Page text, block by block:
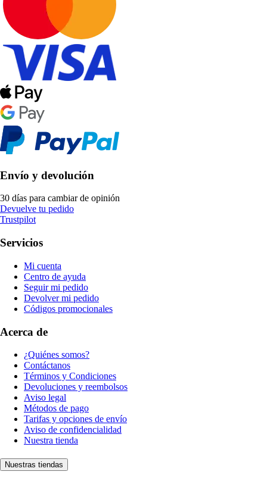
Envío y devolución
30 días para cambiar de opinión
Devuelve tu pedido
Trustpilot
Servicios
Mi cuenta
Centro de ayuda
Seguir mi pedido
Devolver mi pedido
Códigos promocionales
Acerca de
¿Quiénes somos?
Contáctanos
Términos y Condiciones
Devoluciones y reembolsos
Aviso legal
Métodos de pago
Tarifas y opciones de envío
Aviso de confidencialidad
Nuestra tienda
Nuestras tiendas